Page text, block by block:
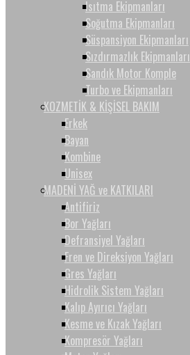
Isıtma Ekipmanları
Soğutma Ekipmanları
Süspansiyon Ekipmanları
Sızdırmazlık Ekipmanları
Sandık Motor Komple
Turbo ve Ekipmanları
KOZMETİK & KİŞİSEL BAKIM
Erkek
Bayan
Kombine
Unisex
MADENİ YAĞ ve KATKILARI
Antifiriz
Bor Yağları
Defransiyel Yağları
Fren ve Direksiyon Yağları
Gres Yağları
Hidrolik Sistem Yağları
Kalıp Ayırıcı Yağları
Kesme ve Kızak Yağları
Kompresör Yağları